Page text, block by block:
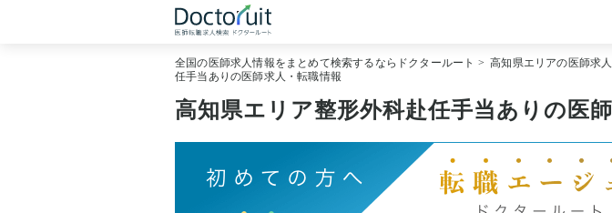
[常勤] 科
[非常勤]
[非常勤]
運営
プライバ
全国の医師求人情報をまとめて検索するならドクタールート >高知県エリアの医師求
任手当ありの医師求人・転職情報
高知県エリア整形外科赴任手当ありの医